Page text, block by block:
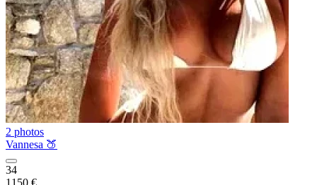
2 photos
Vannesa 🍑
34
1150 €